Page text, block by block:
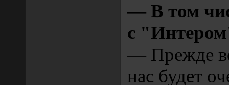
— В том
с
— Прежде
нас будет